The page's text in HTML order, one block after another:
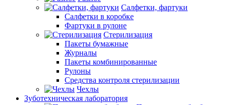
Салфетки, фартуки
Салфетки в коробке
Фартуки в рулоне
Стерилизация
Пакеты бумажные
Журналы
Пакеты комбинированные
Рулоны
Средства контроля стерилизации
Чехлы
Зуботехническая лаборатория